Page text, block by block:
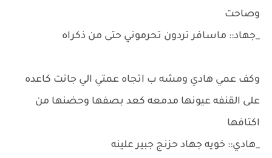
وصاحت
_جهاد:: ماسافر تردون تحرموني حتى من ذكراه
وكف عمي هادي ومشه ب اتجاه عمتي الي جانت كاعده
على القنفه عيونها مدمعه كعد بصفها وحضنها من
اكتافها
_هادي:: خويه جهاد حزنج جبير علينه